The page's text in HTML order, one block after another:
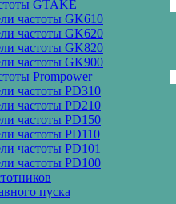
GTAKE
частоты GK610
частоты GK620
частоты GK820
частоты GK900
Prompower
частоты PD310
частоты PD210
частоты PD150
частоты PD110
частоты PD101
частоты PD100
пуска